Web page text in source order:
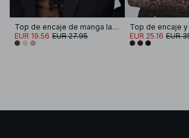
Top de encaje de manga larga
EUR 19.56 EUR 27.95
EUR 25.16 EUR